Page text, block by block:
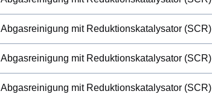
Abgasreinigung mit Reduktionskatalysator (SCR)
Abgasreinigung mit Reduktionskatalysator (SCR)
Abgasreinigung mit Reduktionskatalysator (SCR)